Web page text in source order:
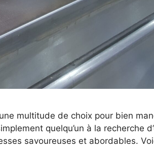
multitude de choix pour bien
quelqu’un à la recherche
savoureuses et abordables.